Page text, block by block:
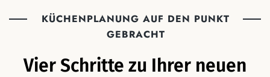
KÜCHENPLANUNG AUF DEN PUNKT
GEBRACHT
Vier Schritte zu Ihrer neuen